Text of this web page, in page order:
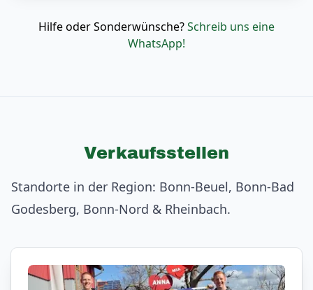
Hilfe oder Sonderwünsche?Schreib uns eine
WhatsApp!
Verkaufsstellen
Standorte in der Region: Bonn-Beuel, Bonn-Bad
Godesberg, Bonn-Nord & Rheinbach.